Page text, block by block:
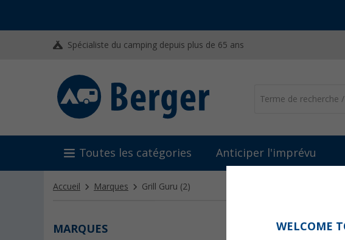
Spécialiste du camping depuis plus de 65 ans
Toutes les catégories Anticiper l'imprévu
Accueil Marques Grill Guru (2)
MARQUES GRILL GURU
WELCOME